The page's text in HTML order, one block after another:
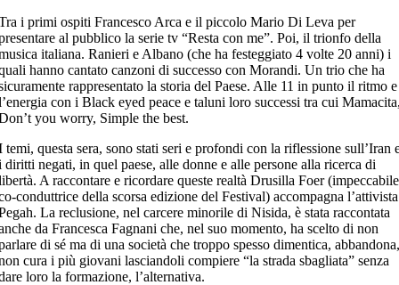
i primi ospiti Francesco Arca e il piccolo Mario Di Leva per
al pubblico la serie tv “Resta con me”. Poi, il trionfo della
italiana. Ranieri e Albano (che ha festeggiato 4 volte 20 anni) i
hanno cantato canzoni di successo con Morandi. Un trio che ha
rappresentato la storia del Paese. Alle 11 in punto il ritmo e
con i Black eyed peace e taluni loro successi tra cui
you worry, Simple the best.
temi, questa sera, sono stati seri e profondi con la riflessione sull’Iran
diritti negati, in quel paese, alle donne e alle persone alla ricerca di
A raccontare e ricordare queste realtà Drusilla Foer (impeccabile
conduttrice della scorsa edizione del Festival) accompagna l’attivista
La reclusione, nel carcere minorile di Nisida, è stata raccontata
da Francesca Fagnani che, nel suo momento, ha scelto di non
di sé ma di una società che troppo spesso dimentica, abbandona,
cura i più giovani lasciandoli compiere “la strada sbagliata” senza
loro la formazione, l’alternativa.